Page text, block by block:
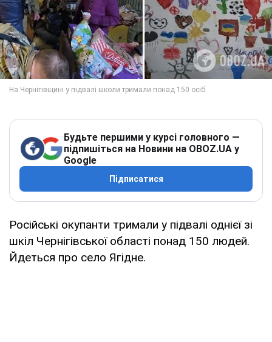
Будьте першими у курсі головного —
підпишіться на Новини на OBOZ.UA у
Google
Підписатися
Російські окупанти тримали у підвалі однієї зі
шкіл Чернігівської області понад 150 людей.
Йдеться про село Ягідне.